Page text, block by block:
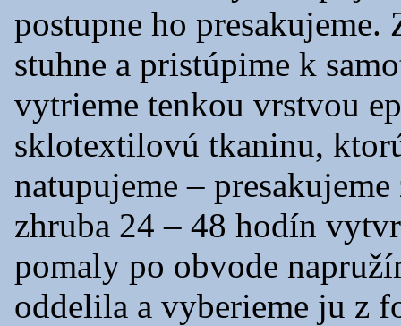
postupne ho
stuhne a pristúpime k
vytrieme tenkou vrstvou
sklotextilovú tkaninu,
natupujeme –
zhruba 24 – 48 hodín
pomaly po obvode
oddelila a vyberieme ju z